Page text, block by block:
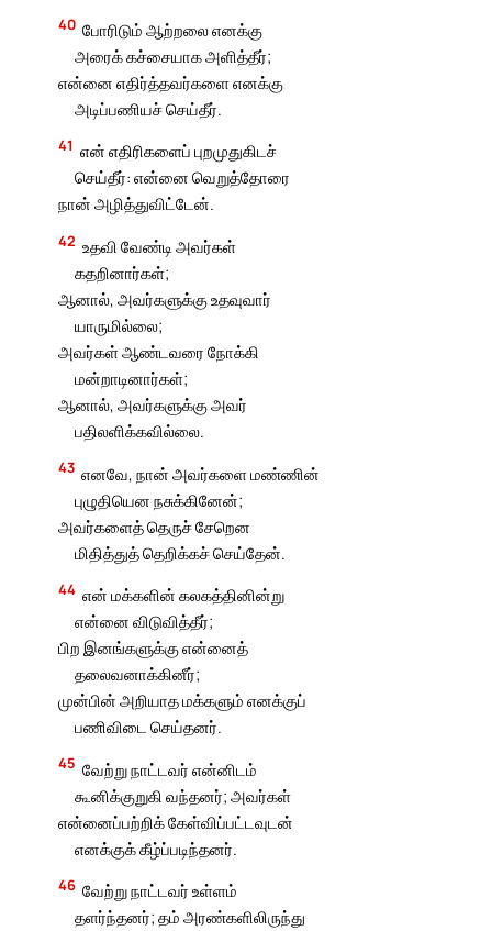
40 போரிடும் ஆற்றலை எனக்கு
அரைக் கச்சையாக அளித்தீர்;
என்னை எதிர்த்தவர்களை எனக்கு
அடிப்பணியச் செய்தீர்.
41 என் எதிரிகளைப் புறமுதுகிடச்
செய்தீர்: என்னை வெறுத்தோரை
நான் அழித்துவிட்டேன்.
42 உதவி வேண்டி அவர்கள்
கதறினார்கள்;
ஆனால், அவர்களுக்கு உதவுவார்
யாருமில்லை;
அவர்கள் ஆண்டவரை நோக்கி
மன்றாடினார்கள்;
ஆனால், அவர்களுக்கு அவர்
பதிலளிக்கவில்லை.
43 எனவே, நான் அவர்களை மண்ணின்
புழுதியென நசுக்கினேன்;
அவர்களைத் தெருச் சேறென
மிதித்துத் தெறிக்கச் செய்தேன்.
44 என் மக்களின் கலகத்தினின்று
என்னை விடுவித்தீர்;
பிற இனங்களுக்கு என்னைத்
தலைவனாக்கினீர்;
முன்பின் அறியாத மக்களும் எனக்குப்
பணிவிடை செய்தனர்.
45 வேற்று நாட்டவர் என்னிடம்
கூனிக்குறுகி வந்தனர்; அவர்கள்
என்னைப்பற்றிக் கேள்விப்பட்டவுடன்
எனக்குக் கீழ்ப்படிந்தனர்.
46 வேற்று நாட்டவர் உள்ளம்
தளர்ந்தனர்; தம் அரண்களிலிருந்து